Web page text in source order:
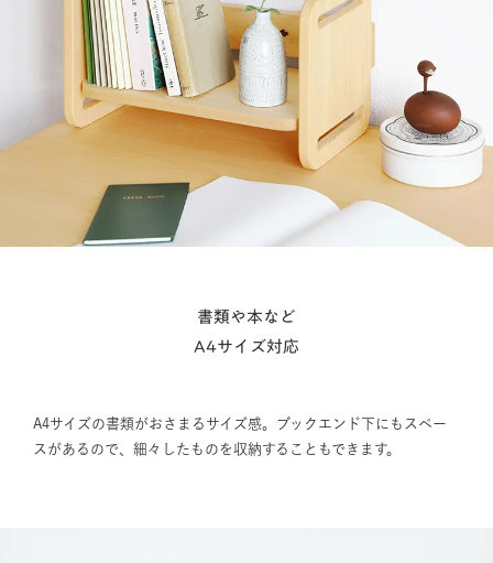
書類や本など
A4サイズ対応
A4サイズの書類がおさまるサイズ感。ブックエンド下にもスペー
スがあるので、細々したものを収納することもできます。